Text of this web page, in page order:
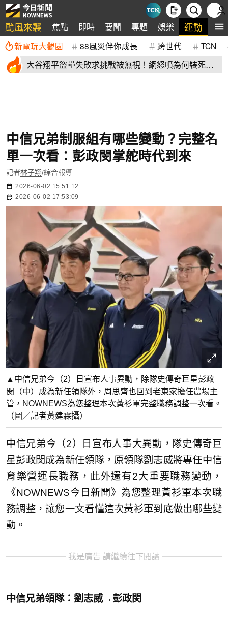
颱風來襲 焦點 即時 要聞 專題 娛樂 運動 全
新電玩大觀園 88風災伴你成長 跨世代 TCN
大谷翔平盜壘失敗求挑戰被無視！網怒噴為何裝死？
中信兄弟制服組有哪些變動？完整名
單一次看：彭政閔掌舵時代到來
記者林子翔/綜合報導
2026-06-02 15:51:12
2026-06-02 17:53:09
▲中信兄弟今（2）日宣布人事異動，除隊史傳奇巨星彭政
閔（中）成為新任領隊外，周思齊也回到老東家擔任農場主
管，NOWNEWS為您整理本次黃衫軍完整職務調整一次看。
（圖／記者黃建霖攝）
中信兄弟今（2）日宣布人事大異動，隊史傳奇巨
星彭政閔成為新任領隊，原領隊劉志威將專任中信
育樂營運長職務，此外還有2大重要職務變動，
《NOWNEWS今日新聞》為您整理黃衫軍本次職
務調整，讓您一文看懂這次黃衫軍到底做出哪些變
動。
我是廣告 請繼續往下閱讀
中信兄弟領隊：劉志威→彭政閔